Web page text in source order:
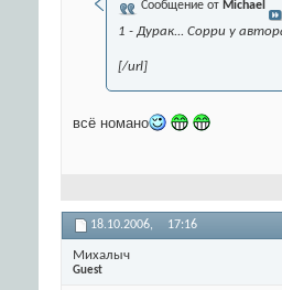
Сообщение от Michael
1 - Дурак... Сорри у
[/url]
всё номано
18.10.2006, 17:16
Михалыч
Guest